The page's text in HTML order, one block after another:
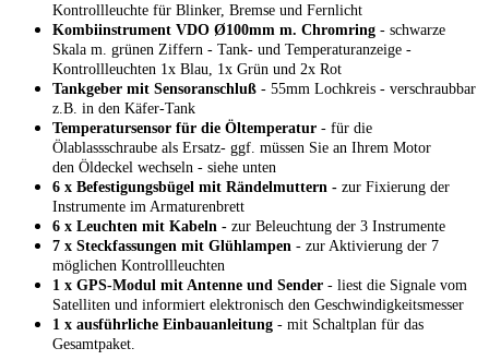
Kontrollleuchte für Blinker, Bremse und Fernlicht
Kombiinstrument VDO Ø100mm m. Chromring - schwarze
Skala m. grünen Ziffern - Tank- und Temperaturanzeige -
Kontrollleuchten 1x Blau, 1x Grün und 2x Rot
Tankgeber mit Sensoranschluß - 55mm Lochkreis - verschraubbar
z.B. in den Käfer-Tank
Temperatursensor für die Öltemperatur - für die
Ölablassschraube als Ersatz- ggf. müssen Sie an Ihrem Motor
den Öldeckel wechseln - siehe unten
6 x Befestigungsbügel mit Rändelmuttern - zur Fixierung der
Instrumente im Armaturenbrett
6 x Leuchten mit Kabeln - zur Beleuchtung der 3 Instrumente
7 x Steckfassungen mit Glühlampen - zur Aktivierung der 7
möglichen Kontrollleuchten
1 x GPS-Modul mit Antenne und Sender - liest die Signale vom
Satelliten und informiert elektronisch den Geschwindigkeitsmesser
1 x ausführliche Einbauanleitung - mit Schaltplan für das
Gesamtpaket.